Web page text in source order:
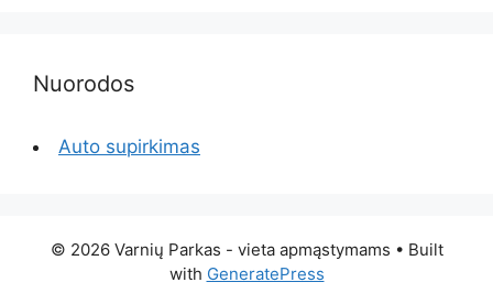
Nuorodos
Auto supirkimas
© 2026 Varnių Parkas - vieta apmąstymams • Built
with GeneratePress